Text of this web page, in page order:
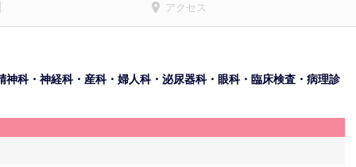
アクセス
科・神経科・産科・婦人科・泌尿器科・眼科・臨床検査・病理診